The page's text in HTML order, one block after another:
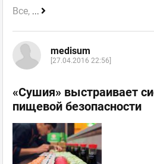
Все, ...
medisum
[27.04.2016 22:56]
«Сушия» выстраивает
пищевой безопасности